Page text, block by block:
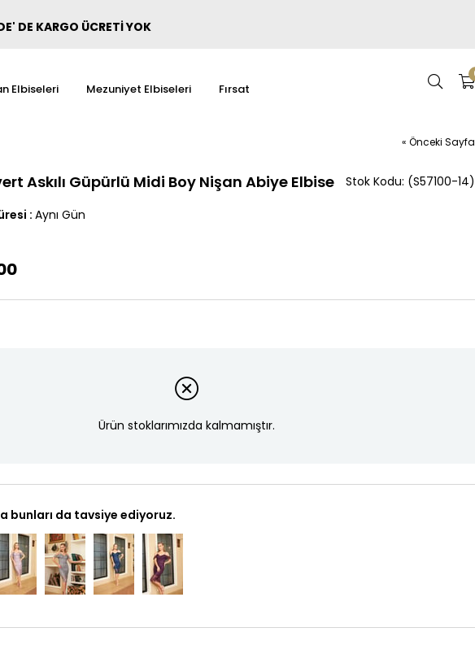
DE KARGO ÜCRETİ YOK
Elbiseleri Mezuniyet Elbiseleri Fırsat
« Önceki Sayfa
Askılı Güpürlü Midi Boy Nişan Abiye Elbise (S57100-14)
: Aynı Gün
Ürün stoklarımızda kalmamıştır.
bunları da tavsiye ediyoruz.